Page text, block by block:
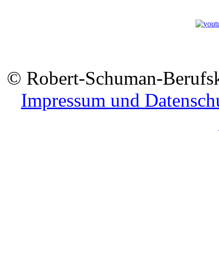
© Robert-Schuman-
Impressum und